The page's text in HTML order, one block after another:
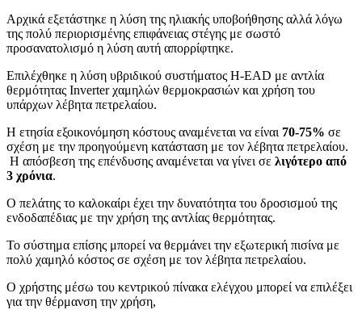
Αρχικά εξετάστηκε η λύση της ηλιακής υποβοήθησης αλλά λόγω
της πολύ περιορισμένης επιφάνειας στέγης με σωστό
προσανατολισμό η λύση αυτή απορρίφτηκε.
Επιλέχθηκε η λύση υβριδικού συστήματος H-EAD με αντλία
θερμότητας Inverter χαμηλών θερμοκρασιών και χρήση του
υπάρχων λέβητα πετρελαίου.
Η ετησία εξοικονόμηση κόστους αναμένεται να είναι 70-75% σε
σχέση με την προηγούμενη κατάσταση με τον λέβητα πετρελαίου.
Η απόσβεση της επένδυσης αναμένεται να γίνει σε λιγότερο από
3 χρόνια.
Ο πελάτης το καλοκαίρι έχει την δυνατότητα του δροσισμού της
ενδοδαπέδιας με την χρήση της αντλίας θερμότητας.
Το σύστημα επίσης μπορεί να θερμάνει την εξωτερική πισίνα με
πολύ χαμηλό κόστος σε σχέση με τον λέβητα πετρελαίου.
Ο χρήστης μέσω του κεντρικού πίνακα ελέγχου μπορεί να επιλέξει
για την θέρμανση την χρήση,